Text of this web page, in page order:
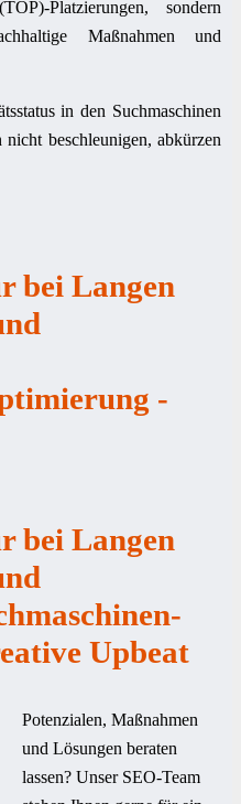
Platzierungen, sondern
Maßnahmen und
in den Suchmaschinen
beschleunigen, abkürzen
bei Langen
-
bei Langen
Upbeat
Potenzialen, Maßnahmen
und Lösungen beraten
lassen? Unser SEO-Team